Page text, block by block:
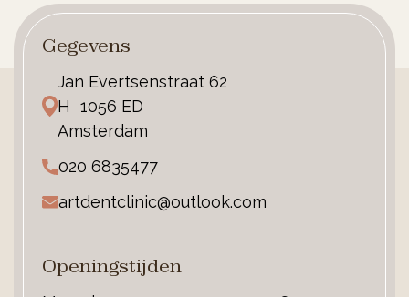
Gegevens
Jan Evertsenstraat 62
H 1056 ED
Amsterdam
020 6835477
artdentclinic@outlook.com
Openingstijden